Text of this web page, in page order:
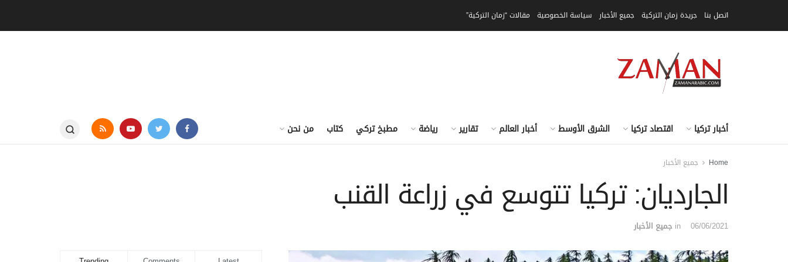
اتصل بنا جريدة زمان التركية جميع الأخبار سياسة الخصوصية مقالات “زمان التركية”
أخبار تركيا اقتصاد تركيا الشرق الأوسط أخبار العالم تقارير رياضة مطبخ تركي كتاب من نحن
Home جميع الأخبار
الجارديان: تركيا تتوسع في زراعة القنب
06/06/2021
in جميع الأخبار